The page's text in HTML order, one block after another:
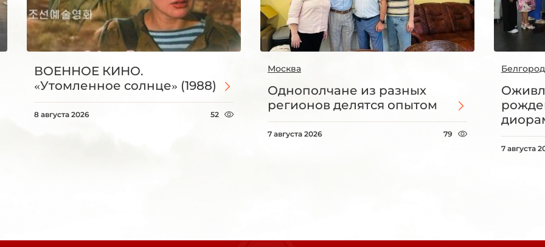
ВОЕННОЕ КИНО.
«Утомленное солнце» (1988)
8 августа 2026 52
Москва
Однополчане из разных
регионов делятся опытом
7 августа 2026 79
7 августа